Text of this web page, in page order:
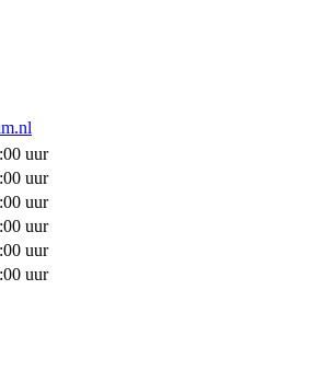
uur
uur
uur
uur
uur
uur